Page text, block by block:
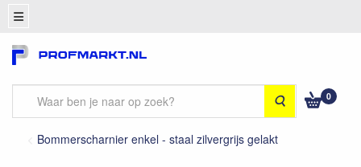
Zoeken 0
Bommerscharnier enkel - staal zilvergrijs gelakt